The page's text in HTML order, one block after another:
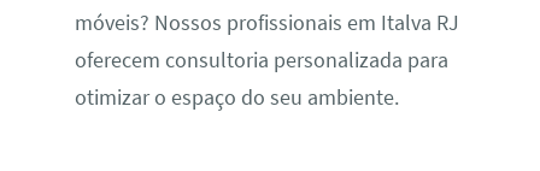
móveis? Nossos profissionais em Italva RJ
oferecem consultoria personalizada para
otimizar o espaço do seu ambiente.